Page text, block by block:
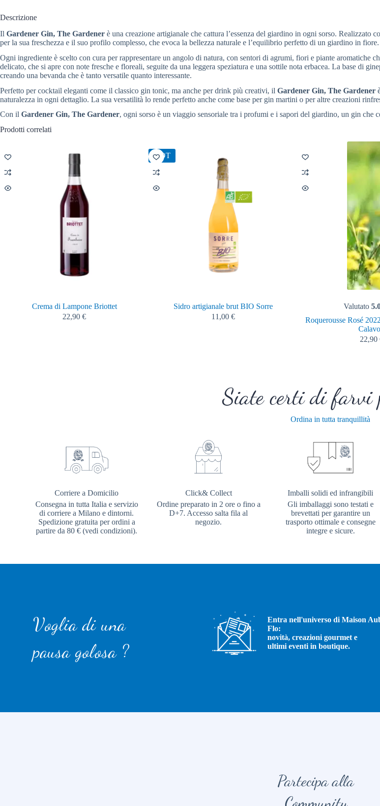
Descrizione
Il Gardener Gin, The Gardener è una creazione artigianale che cattura l’essenza del giardino in ogni sorso. Realizzato
per la sua freschezza e il suo profilo complesso, che evoca la bellezza naturale e l’equilibrio perfetto di un giardino in fiore.
Ogni ingrediente è scelto con cura per rappresentare un angolo di natura, con sentori di agrumi, fiori e piante aromatiche
delicato, che si apre con note fresche e floreali, seguite da una leggera speziatura e una sottile nota erbacea. La base di
creando una bevanda che è tanto versatile quanto interessante.
Perfetto per cocktail eleganti come il classico gin tonic, ma anche per drink più creativi, il Gardener Gin, The Gardener
naturalezza in ogni dettaglio. La sua versatilità lo rende perfetto anche come base per gin martini o per altre creazioni
Con il Gardener Gin, The Gardener, ogni sorso è un viaggio sensoriale tra i profumi e i sapori del giardino, un gin che
Prodotti correlati
Crema di Lampone Briottet
22,90€
HOT
Sidro artigianale brut BIO Sorre
11,00 €
Valutato
Roquerousse Rosé
22,90
Siate certi di farvi
Ordina in tutta tranquillità
Corriere a Domicilio
Consegna in tutta Italia e servizio
di corriere a Milano e dintorni.
Spedizione gratuita per ordini a
partire da 80 € (vedi condizioni).
Click& Collect
Ordine preparato in 2 ore o fino a
D+7. Accesso salta fila al
negozio.
Imballi solidi ed infrangibili
Gli imballaggi sono testati e
brevettati per garantire un
trasporto ottimale e consegne
integre e sicure.
Voglia di una
pausa golosa ?
Entra nell'universo di Maison
Flo:
novità, creazioni gourmet e
ultimi eventi in boutique.
Partecipa alla